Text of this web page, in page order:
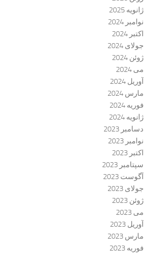
ژانویه 2025
نوامبر 2024
اکتبر 2024
جولای 2024
ژوئن 2024
می 2024
آوریل 2024
مارس 2024
فوریه 2024
ژانویه 2024
دسامبر 2023
نوامبر 2023
اکتبر 2023
سپتامبر 2023
آگوست 2023
جولای 2023
ژوئن 2023
می 2023
آوریل 2023
مارس 2023
فوریه 2023